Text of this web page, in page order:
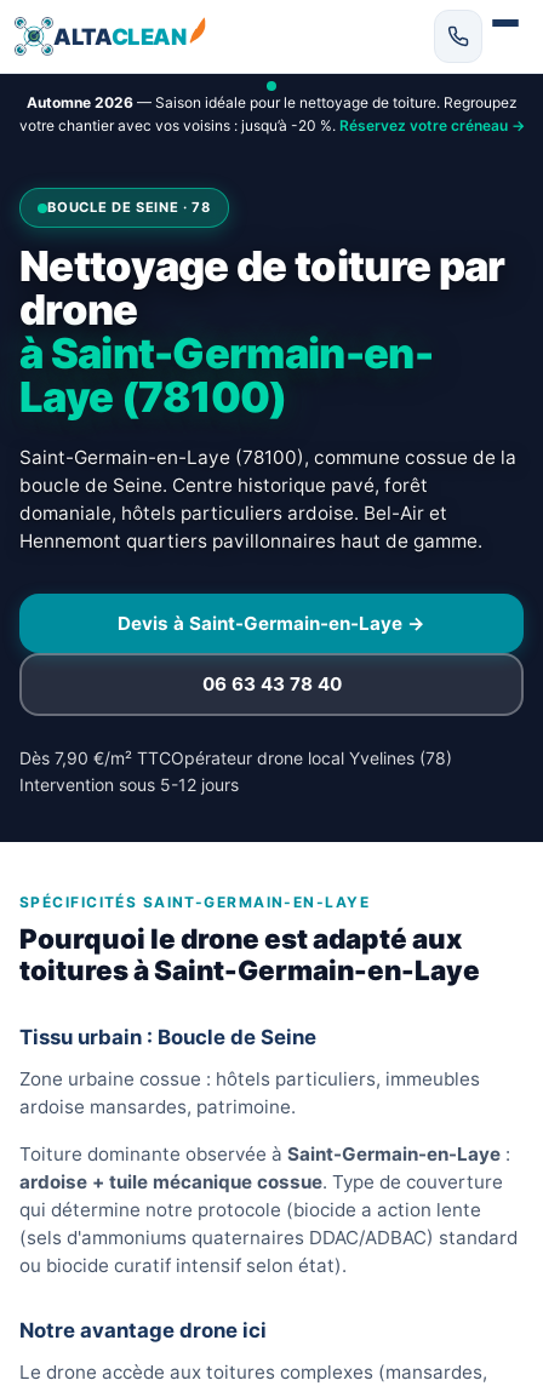
ALTACLEAN
Automne 2026— Saison idéale pour le nettoyage de toiture. Regroupez
votre chantier avec vos voisins : jusqu’à -20 %. Réservez votre créneau →
BOUCLE DE SEINE · 78
Nettoyage de toiture par
drone
à Saint-Germain-en-
Laye (78100)
Saint-Germain-en-Laye (78100), commune cossue de la
boucle de Seine. Centre historique pavé, forêt
domaniale, hôtels particuliers ardoise. Bel-Air et
Hennemont quartiers pavillonnaires haut de gamme.
Devis à Saint-Germain-en-Laye →
06 63 43 78 40
Dès 7,90 €/m² TTCOpérateur drone local Yvelines (78)
Intervention sous 5-12 jours
SPÉCIFICITÉS SAINT-GERMAIN-EN-LAYE
Pourquoi le drone est adapté aux
toitures à Saint-Germain-en-Laye
Tissu urbain : Boucle de Seine
Zone urbaine cossue : hôtels particuliers, immeubles
ardoise mansardes, patrimoine.
Toiture dominante observée à Saint-Germain-en-Laye :
ardoise + tuile mécanique cossue. Type de couverture
qui détermine notre protocole (biocide a action lente
(sels d'ammoniums quaternaires DDAC/ADBAC) standard
ou biocide curatif intensif selon état).
Notre avantage drone ici
Le drone accède aux toitures complexes (mansardes,